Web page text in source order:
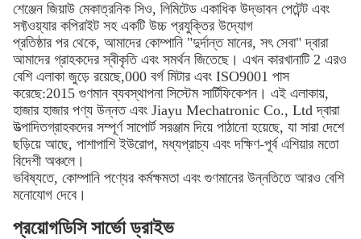
শেঞ্জেন জিয়াউ মেকাত্রনিক সিও, লিমিটেড একাধিক উদ্ভাবন পেটেন্ট এবং
সফ্টওয়্যার কপিরাইট সহ একটি উচ্চ প্রযুক্তির উদ্যোগ
প্রতিষ্ঠার পর থেকে, আমাদের কোম্পানি "দুর্দান্ত মানের, সৎ সেবা" দ্বারা
আমাদের গ্রাহকদের স্বীকৃতি এবং সমর্থন জিতেছে। এখন কারখানাটি 2 এরও
বেশি এলাকা জুড়ে রয়েছে,000 বর্গ মিটার এবং ISO9001 পাস
করেছে:2015 গুণমান ব্যবস্থাপনা সিস্টেম সার্টিফিকেশন। এই এলাকায়,
হাজার হাজার পণ্য উন্নত এবং Jiayu Mechatronic Co., Ltd দ্বারা
উত্পাদিতগ্রাহকদের সম্পূর্ণ সাপোর্ট সরঞ্জাম দিয়ে পাঠানো হয়েছে, যা সারা দেশে
ছড়িয়ে আছে, পাশাপাশি ইউরোপ, মধ্যপ্রাচ্য এবং দক্ষিণ-পূর্ব এশিয়ার মতো
বিদেশী অঞ্চলে।
ভবিষ্যতে, কোম্পানি পণ্যের কর্মক্ষমতা এবং গুণমানের উন্নতিতে আরও বেশি
মনোযোগ দেবে।
প্রয়োগডিসি সার্ভো ড্রাইভ